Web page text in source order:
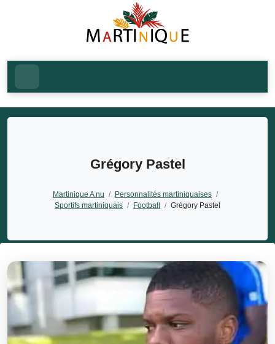
Grégory Pastel
Martinique A nu / Personnalités martiniquaises /
Sportifs martiniquais / Football / Grégory Pastel